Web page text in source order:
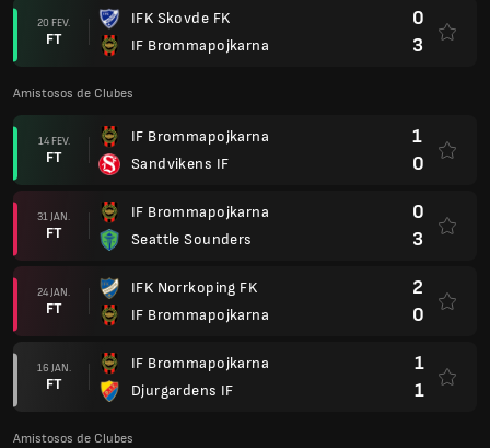
20 FEV.
FT
IFK Skovde FK
IF Brommapojkarna
0
3
Amistosos de Clubes
14 FEV.
FT
IF Brommapojkarna
Sandvikens IF
1
0
31 JAN.
FT
IF Brommapojkarna
Seattle Sounders
0
3
24 JAN.
FT
IFK Norrkoping FK
IF Brommapojkarna
2
0
16 JAN.
FT
IF Brommapojkarna
Djurgardens IF
1
1
Amistosos de Clubes